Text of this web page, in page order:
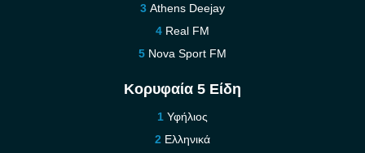
Athens Deejay
Real FM
Nova Sport FM
Κορυφαία 5 Είδη
Υφήλιος
Ελληνικά